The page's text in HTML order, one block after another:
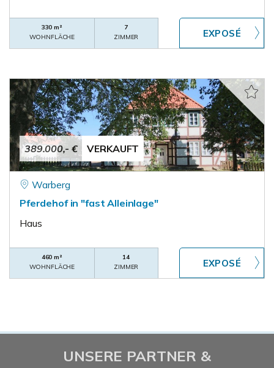
330 m²
WOHNFLÄCHE
7
ZIMMER
389.000,- € VERKAUFT
Warberg
Pferdehof in "fast Alleinlage"
Haus
460 m²
WOHNFLÄCHE
14
ZIMMER
UNSERE PARTNER &